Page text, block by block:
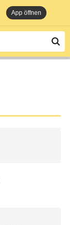
App öffnen